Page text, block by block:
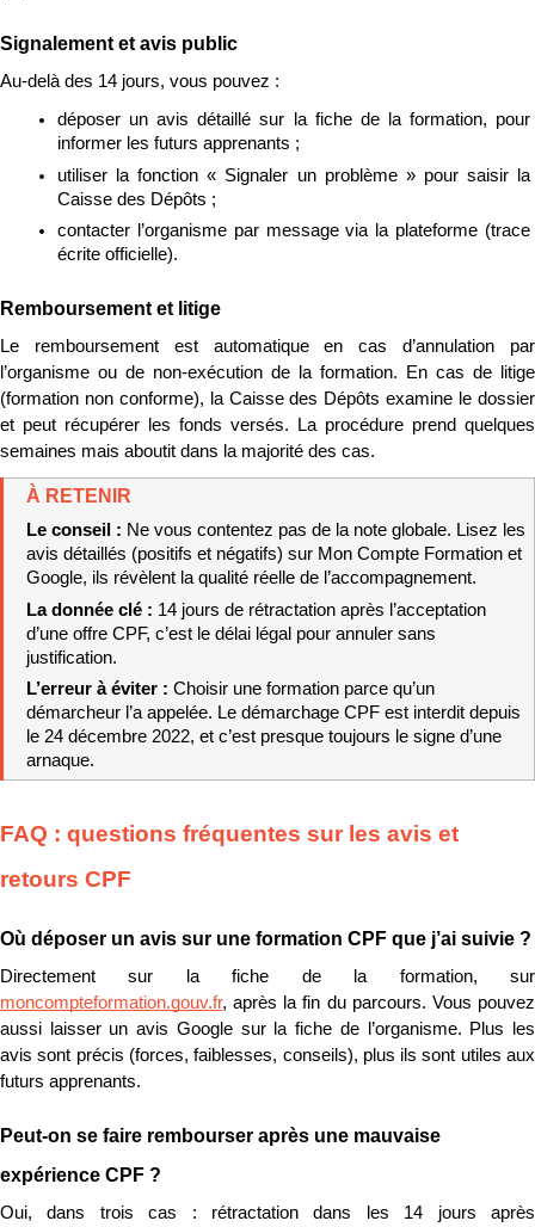
Signalement et avis public
Au-delà des 14 jours, vous pouvez :
déposer un avis détaillé sur la fiche de la formation, pour
informer les futurs apprenants ;
utiliser la fonction « Signaler un problème » pour saisir la
Caisse des Dépôts ;
contacter l’organisme par message via la plateforme (trace
écrite officielle).
Remboursement et litige
Le remboursement est automatique en cas d’annulation par
l’organisme ou de non-exécution de la formation. En cas de litige
(formation non conforme), la Caisse des Dépôts examine le dossier
et peut récupérer les fonds versés. La procédure prend quelques
semaines mais aboutit dans la majorité des cas.
À RETENIR
Le conseil : Ne vous contentez pas de la note globale. Lisez les
avis détaillés (positifs et négatifs) sur Mon Compte Formation et
Google, ils révèlent la qualité réelle de l’accompagnement.
La donnée clé : 14 jours de rétractation après l’acceptation
d’une offre CPF, c’est le délai légal pour annuler sans
justification.
L’erreur à éviter : Choisir une formation parce qu’un
démarcheur l’a appelée. Le démarchage CPF est interdit depuis
le 24 décembre 2022, et c’est presque toujours le signe d’une
arnaque.
FAQ : questions fréquentes sur les avis et
retours CPF
Où déposer un avis sur une formation CPF que j’ai suivie ?
moncompteformation.gouv.fr, après la fin du parcours. Vous pouvez
aussi laisser un avis Google sur la fiche de l’organisme. Plus les
avis sont précis (forces, faiblesses, conseils), plus ils sont utiles aux
futurs apprenants.
Peut-on se faire rembourser après une mauvaise
expérience CPF ?
Oui, dans trois cas : rétractation dans les 14 jours après